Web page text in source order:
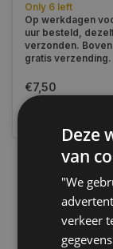
Only 6 left
Op werkdagen
uur besteld,
verzonden.
gratis verzending.
€7,50
Deze
van
"We
verkeer